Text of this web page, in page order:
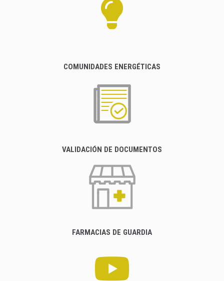
COMUNIDADES ENERGÉTICAS
VALIDACIÓN DE DOCUMENTOS
FARMACIAS DE GUARDIA